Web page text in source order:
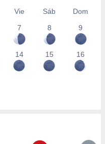
Vie Sáb
Dom
7
8 9
14 15 16